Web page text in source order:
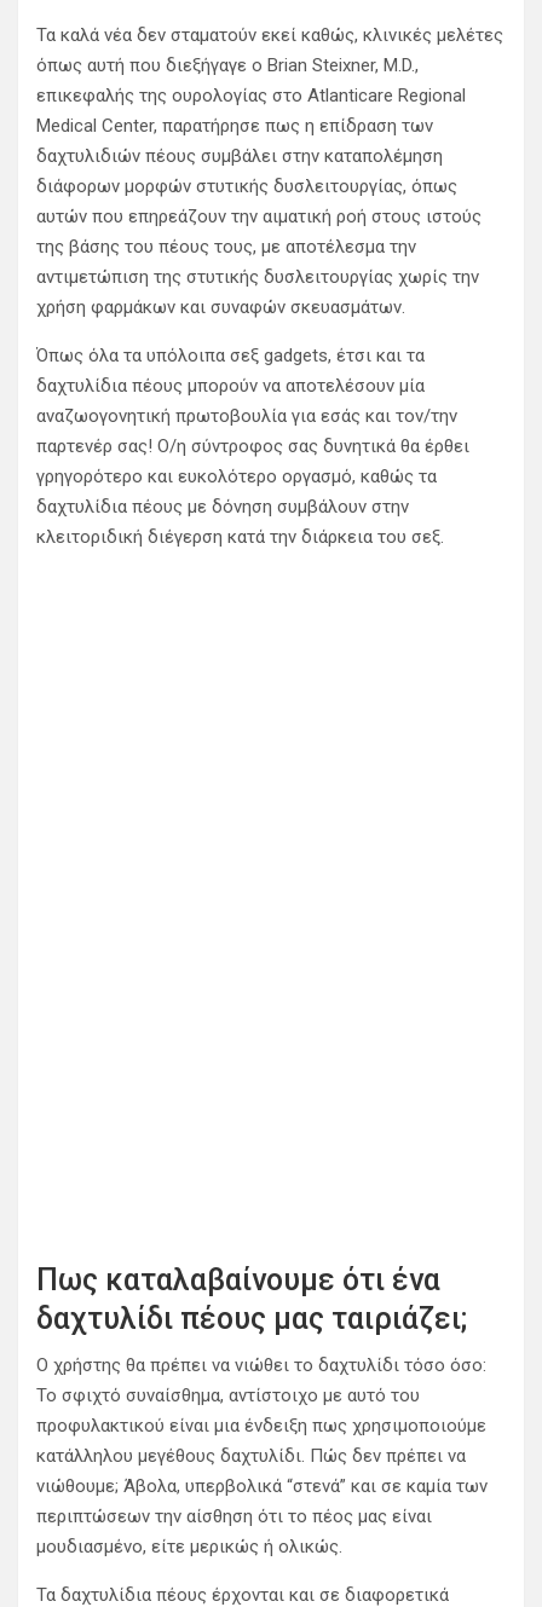
Τα καλά νέα δεν σταματούν εκεί καθώς, κλινικές μελέτες
όπως αυτή που διεξήγαγε ο Brian Steixner, M.D.,
επικεφαλής της ουρολογίας στο Atlanticare Regional
Medical Center, παρατήρησε πως η επίδραση των
δαχτυλιδιών πέους συμβάλει στην καταπολέμηση
διάφορων μορφών στυτικής δυσλειτουργίας, όπως
αυτών που επηρεάζουν την αιματική ροή στους ιστούς
της βάσης του πέους τους, με αποτέλεσμα την
αντιμετώπιση της στυτικής δυσλειτουργίας χωρίς την
χρήση φαρμάκων και συναφών σκευασμάτων.
Όπως όλα τα υπόλοιπα σεξ gadgets, έτσι και τα
δαχτυλίδια πέους μπορούν να αποτελέσουν μία
αναζωογονητική πρωτοβουλία για εσάς και τον/την
παρτενέρ σας! Ο/η σύντροφος σας δυνητικά θα έρθει
γρηγορότερο και ευκολότερο οργασμό, καθώς τα
δαχτυλίδια πέους με δόνηση συμβάλουν στην
κλειτοριδική διέγερση κατά την διάρκεια του σεξ.
Πως καταλαβαίνουμε ότι ένα
δαχτυλίδι πέους μας ταιριάζει;
Ο χρήστης θα πρέπει να νιώθει το δαχτυλίδι τόσο όσο:
Το σφιχτό συναίσθημα, αντίστοιχο με αυτό του
προφυλακτικού είναι μια ένδειξη πως χρησιμοποιούμε
κατάλληλου μεγέθους δαχτυλίδι. Πώς δεν πρέπει να
νιώθουμε; Άβολα, υπερβολικά “στενά” και σε καμία των
περιπτώσεων την αίσθηση ότι το πέος μας είναι
μουδιασμένο, είτε μερικώς ή ολικώς.
Τα δαχτυλίδια πέους έρχονται και σε διαφορετικά